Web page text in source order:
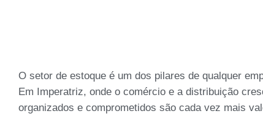
O setor de estoque é um dos pilares de qualquer
Em Imperatriz, onde o comércio e a distribuição
organizados e comprometidos são cada vez mais